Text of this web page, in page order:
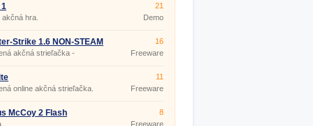
1
hra.
21
Demo
Strike 1.6 NON-STEAM
akčná strieľačka -
16
Freeware
online akčná strieľačka.
11
Freeware
McCoy 2 Flash
8
Freeware